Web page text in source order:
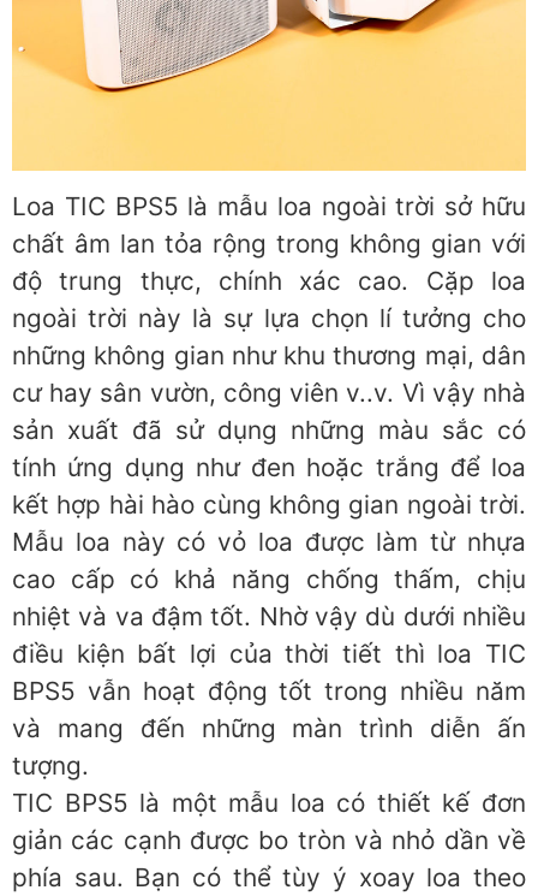
Loa TIC BPS5 là mẫu loa ngoài trời sở hữu
chất âm lan tỏa rộng trong không gian với
độ trung thực, chính xác cao. Cặp loa
ngoài trời này là sự lựa chọn lí tưởng cho
những không gian như khu thương mại, dân
cư hay sân vườn, công viên v..v. Vì vậy nhà
sản xuất đã sử dụng những màu sắc có
tính ứng dụng như đen hoặc trắng để loa
kết hợp hài hào cùng không gian ngoài trời.
Mẫu loa này có vỏ loa được làm từ nhựa
cao cấp có khả năng chống thấm, chịu
nhiệt và va đậm tốt. Nhờ vậy dù dưới nhiều
điều kiện bất lợi của thời tiết thì loa TIC
BPS5 vẫn hoạt động tốt trong nhiều năm
và mang đến những màn trình diễn ấn
tượng.
TIC BPS5 là một mẫu loa có thiết kế đơn
giản các cạnh được bo tròn và nhỏ dần về
phía sau. Bạn có thể tùy ý xoay loa theo